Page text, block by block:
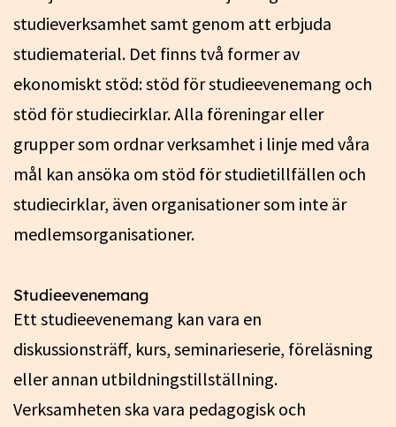
studieverksamhet samt genom att erbjuda
studiematerial. Det finns två former av
ekonomiskt stöd: stöd för studieevenemang och
stöd för studiecirklar. Alla föreningar eller
grupper som ordnar verksamhet i linje med våra
mål kan ansöka om stöd för studietillfällen och
studiecirklar, även organisationer som inte är
medlemsorganisationer.
Studieevenemang
Ett studieevenemang kan vara en
diskussionsträff, kurs, seminarieserie, föreläsning
eller annan utbildningstillställning.
Verksamheten ska vara pedagogisk och